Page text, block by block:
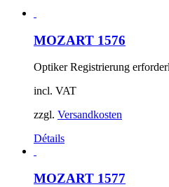
MOZART 1576
Optiker Registrierung
incl. VAT
zzgl. Versandkosten
Détails
MOZART 1577